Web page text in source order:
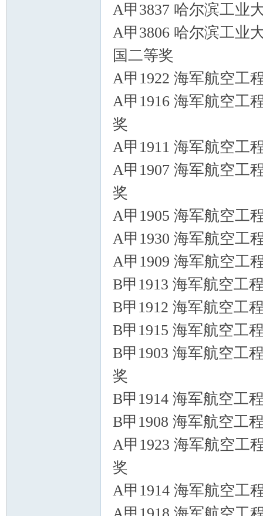
A甲3837 哈尔滨工业
A甲3806 哈尔滨工业
国二等奖
A甲1922 海军航空工
A甲1916 海军航空工
奖
A甲1911 海军航空工
A甲1907 海军航空工
奖
A甲1905 海军航空工
A甲1930 海军航空工
A甲1909 海军航空工
B甲1913 海军航空工
B甲1912 海军航空工
B甲1915 海军航空工
B甲1903 海军航空工
奖
B甲1914 海军航空工
B甲1908 海军航空工
A甲1923 海军航空工
奖
A甲1914 海军航空工